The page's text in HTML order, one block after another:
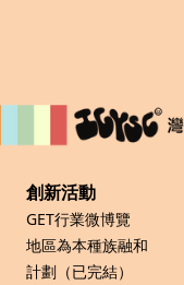
創新活動
GET行業微博覽
地區為本種族融和
計劃（已完結）